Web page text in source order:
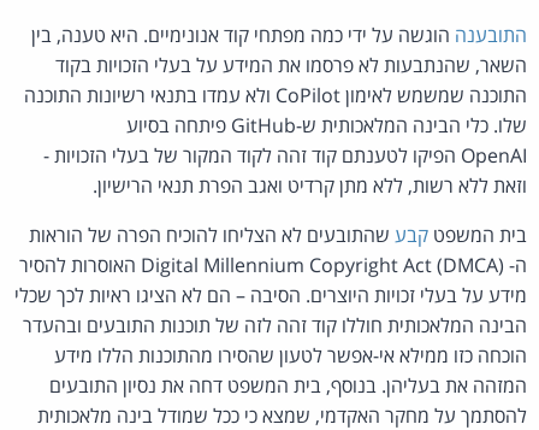
התובענה הוגשה על ידי כמה מפתחי קוד אנונימיים. היא טענה, בין
השאר, שהנתבעות לא פרסמו את המידע על בעלי הזכויות בקוד
התוכנה שמשמש לאימון CoPilot ולא עמדו בתנאי רשיונות התוכנה
שלו. כלי הבינה המלאכותית ש-GitHub פיתחה בסיוע
OpenAI הפיקו לטענתם קוד זהה לקוד המקור של בעלי הזכויות -
וזאת ללא רשות, ללא מתן קרדיט ואגב הפרת תנאי הרישיון.
בית המשפט קבע שהתובעים לא הצליחו להוכיח הפרה של הוראות
ה- Digital Millennium Copyright Act (DMCA) האוסרות להסיר
מידע על בעלי זכויות היוצרים. הסיבה – הם לא הציגו ראיות לכך שכלי
הבינה המלאכותית חוללו קוד זהה לזה של תוכנות התובעים ובהעדר
הוכחה כזו ממילא אי-אפשר לטעון שהסירו מהתוכנות הללו מידע
המזהה את בעליהן. בנוסף, בית המשפט דחה את נסיון התובעים
להסתמך על מחקר האקדמי, שמצא כי ככל שמודל בינה מלאכותית